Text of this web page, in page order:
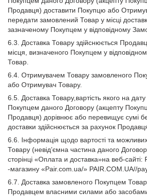
Продавця) доставити Покупцю або
передати замовлений Товар у місці
зазначеному Покупцем у відповідному
6.3. Доставка Товару здійснюється
місця, визначеного Покупцем у
Товар.
6.4. Отримувачем Товару замовленого
або Отримувач Товару.
6.5. Доставка Товару,вартість якого на
Покупцем даного Договору (акцепту
Продавця) дорівнює або перевищує сумі
доставки здійснюється за рахунок
6.6. Інформація щодо вартості та
Товару (невід’ємна частина даного
сторінці «Оплата и доставка»на веб-сайті:
-магазину «Pair.com.ua/» PAIR.COM.UA//
6.7. Доставка замовленого Покупцем
Продавцем власними силами або